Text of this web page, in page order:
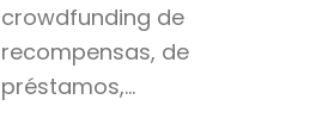
crowdfunding de
recompensas, de
préstamos,…